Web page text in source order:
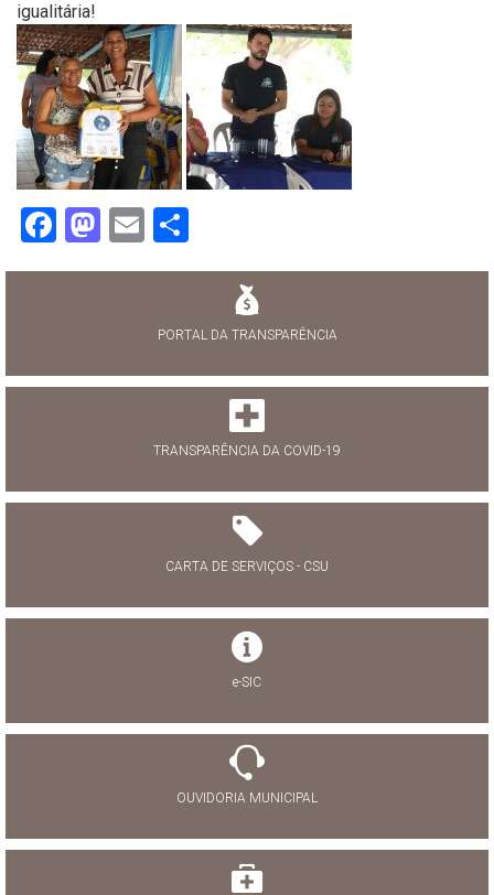
igualitária!
Facebook
Mastodon
Email
PORTAL DA TRANSPARÊNCIA
TRANSPARÊNCIA DA COVID-19
CARTA DE SERVIÇOS - CSU
e-SIC
OUVIDORIA MUNICIPAL